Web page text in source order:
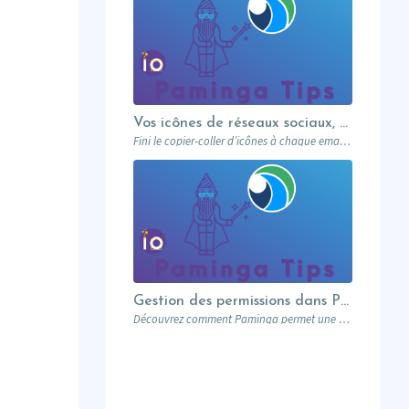
Vos icônes de réseaux sociaux, une fois pour toutes
Fini le copier-coller d’icônes à chaque email. Paminga centralise vos profils sociaux et les met à disposition de toute l’équipe via un élément dédié. Découvrez comment en 5 minutes.
Gestion des permissions dans Paminga : donnez les bons droits aux bonnes personnes
Découvrez comment Paminga permet une gestion fine des permissions : rôles, équipes, workspaces et contrôle au niveau des champs. Sécurisez votre marketing automation.